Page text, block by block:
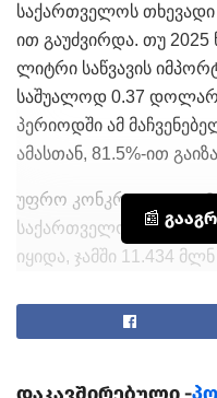
საქართველოს თხევადი
ით გაუძვირდა. თუ 2025
ლიტრი საწვავის
საშუალოდ 0.37
პერიოდში ამ
ამასთან, 81.5%-ით
უფრო კონკრეტულად,
საქართველომ 22 705
იყიდა, ჯამში 11.434
მოცულობამ 12 506
შეადგინა.
📰